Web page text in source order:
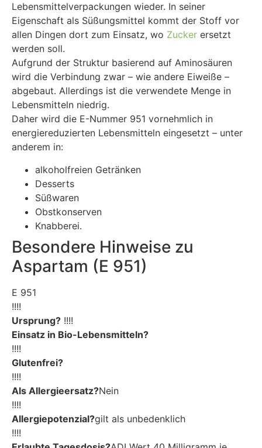
Lebensmittelverpackungen wieder. In seiner
Eigenschaft als Süßungsmittel kommt der Stoff vor
allen Dingen dort zum Einsatz, wo Zucker ersetzt
werden soll.
Aufgrund der Struktur basierend auf Aminosäuren
wird die Verbindung zwar – wie andere Eiweiße –
abgebaut. Allerdings ist die verwendete Menge in
Lebensmitteln niedrig.
Daher wird die E-Nummer 951 vornehmlich in
energiereduzierten Lebensmitteln eingesetzt – unter
anderem in:
alkoholfreien Getränken
Desserts
Süßwaren
Obstkonserven
Knabberei.
Besondere Hinweise zu
Aspartam (E 951)
E 951
!!!!
Ursprung? !!!!
Einsatz in Bio-Lebensmitteln?
!!!!
Glutenfrei?
!!!!
Als Allergieersatz?Nein
!!!!
Allergiepotenzial?gilt als unbedenklich
!!!!